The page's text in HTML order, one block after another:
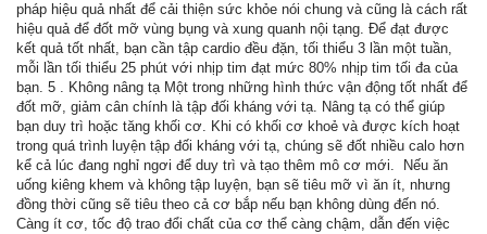
pháp hiệu quả nhất để cải thiện sức khỏe nói chung và cũng là cách rất
hiệu quả để đốt mỡ vùng bụng và xung quanh nội tạng. Để đạt được
kết quả tốt nhất, bạn cần tập cardio đều đặn, tối thiểu 3 lần một tuần,
mỗi lần tối thiểu 25 phút với nhịp tim đạt mức 80% nhịp tim tối đa của
bạn. ‏ 5. Không nâng tạ‏ Một trong những hình thức vận động tốt nhất để
đốt mỡ, giảm cân chính là tập đối kháng với tạ. Nâng tạ có thể giúp
bạn duy trì hoặc tăng khối cơ. Khi có khối cơ khoẻ và được kích hoạt
trong quá trình luyện tập đối kháng với tạ, chúng sẽ đốt nhiều calo hơn
kể cả lúc đang nghỉ ngơi để duy trì và tạo thêm mô cơ mới. ‏ ‏Nếu ăn
uống kiêng khem và không tập luyện, bạn sẽ tiêu mỡ vì ăn ít, nhưng
đồng thời cũng sẽ tiêu theo cả cơ bắp nếu bạn không dùng đến nó.
Càng ít cơ, tốc độ trao đổi chất của cơ thể càng chậm, dẫn đến việc